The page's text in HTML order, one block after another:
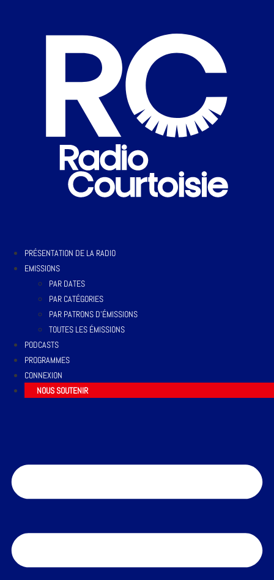
PRÉSENTATION DE LA RADIO
EMISSIONS
PAR DATES
PAR CATÉGORIES
PAR PATRONS D’ÉMISSIONS
TOUTES LES ÉMISSIONS
PODCASTS
PROGRAMMES
CONNEXION
NOUS SOUTENIR